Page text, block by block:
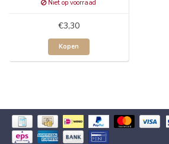
Niet op voorraad
€3,30
Kopen